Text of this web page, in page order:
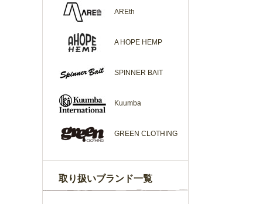
AREth
A HOPE HEMP
SPINNER BAIT
Kuumba
GREEN CLOTHING
取り扱いブランド一覧